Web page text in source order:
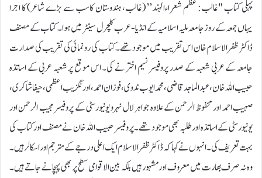
پہلی کتاب "غالب: عظم شعراءالہند” (غالب، ہندوستان کاسب سے بڑے شاعر) کا اجرا
یہاں جمعہ کے روز جامعہ ملیہ اسلامیہ کے انڈیا-عرب کلچرل سینٹر میں ہوا۔ کتاب کے مصنف
ڈاکٹر ظفرالاسلام خان اس تقریب میں موجود تھے۔کتاب کی رونمائی کی تقریب کی صدارت
جامعہ کے عربی شعبہ کے صدر پروفیسر نسیم اختر نے کی۔ اس موقع پر شعبہ عربی کے اساتذہ
حبیب اللہ خان، عبدالماجد قاضی، محمد ایوب ندوی، فوزان احمد، اورنگزیب اعظمی، حیفا شاکری،
صہیب احمد اور محفوظ الرحمن کے علاوہ جواہر لال نہرو یونیورسٹی کے پروفیسر مجیب الرحمن اور
یونیورسٹی کے اساتذہ اور طلبہ بھی موجود تھے۔پروفیسر حبیب اللہ خان نے مصنف اور کتاب کی
بہت تعریف کی۔ انہوں نے کہا کہ ڈاکٹر ظفرالاسلام ایک اعلی درجے کے مترجم اور اسکالر ہیں۔
وہ نہ صرف بھارت میں معروف اور مشہور ہیں بلکہ بین الاقوامی سطح پر بھی پہچانے جاتے ہیں۔